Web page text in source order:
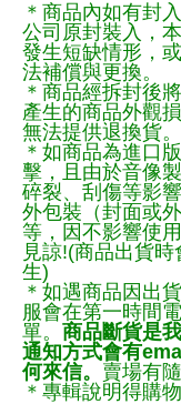
＊商品內如有封
公司原封裝入，
發生短缺情形，
法補償與更換。
＊商品經拆封後
產生的商品外觀
無法提供退換貨。
＊如商品為進口
擊，且由於音像
碎裂、刮傷等影
外包裝（封面或
等，因不影響使
見諒!(商品出貨
生)
＊如遇商品因出
服會在第一時間
單。 商品斷貨是
通知方式會有
何來信。 賣場有
＊專輯說明得購